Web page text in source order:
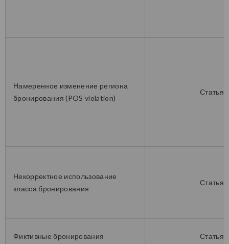
Намеренное изменение региона
бронирования (POS violation)
Статья
Некорректное использование
класса бронирования
Статья
Фиктивные бронирования Статья